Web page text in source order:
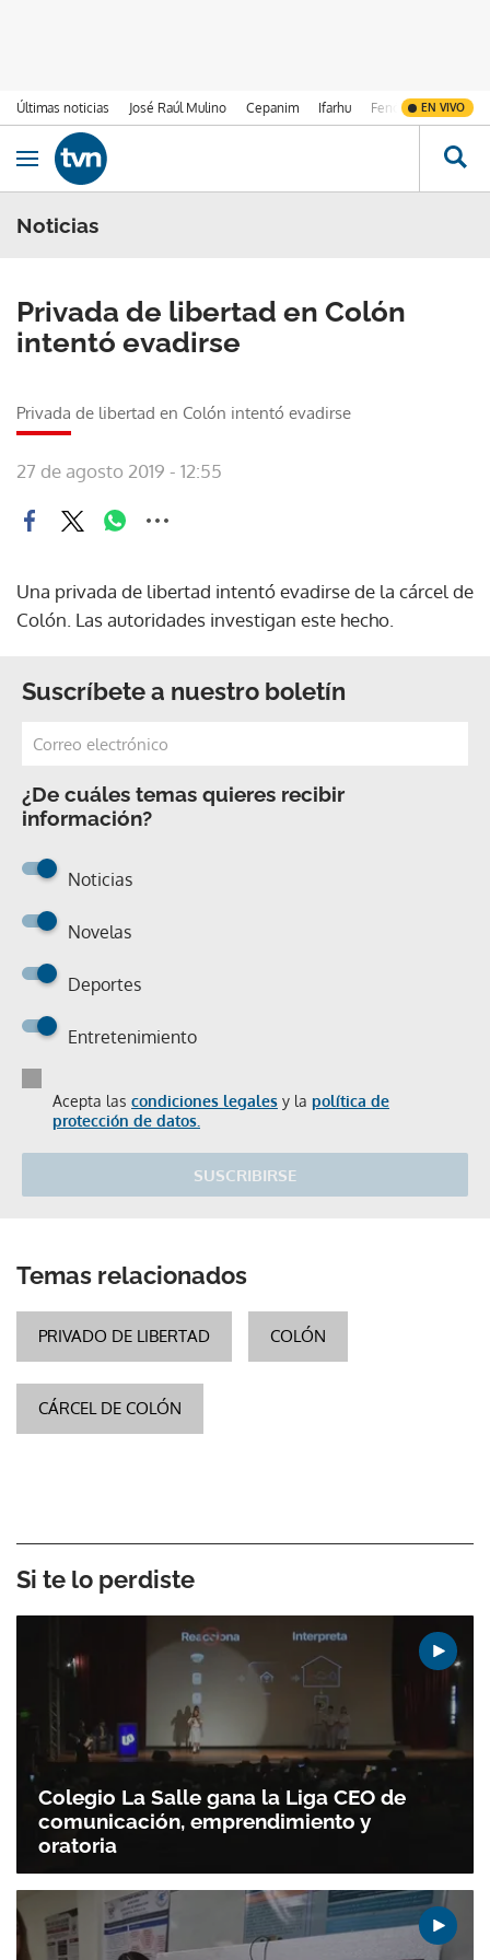
Últimas noticias José Raúl Mulino Cepanim Ifarhu Fenómeno de El
EN VIVO
Ir al contenido
Obrir navegació
Noticias
Privada de libertad en Colón
intentó evadirse
Privada de libertad en Colón intentó evadirse
27 de agosto 2019 - 12:55
Una privada de libertad intentó evadirse de la cárcel de
Colón. Las autoridades investigan este hecho.
Suscríbete a nuestro boletín
¿De cuáles temas quieres recibir
información?
Noticias
Novelas
Deportes
Entretenimiento
Acepta las condiciones legales y la política de
protección de datos.
SUSCRIBIRSE
Temas relacionados
PRIVADO DE LIBERTAD COLÓN
CÁRCEL DE COLÓN
Si te lo perdiste
Colegio La Salle gana la Liga CEO de
comunicación, emprendimiento y
oratoria